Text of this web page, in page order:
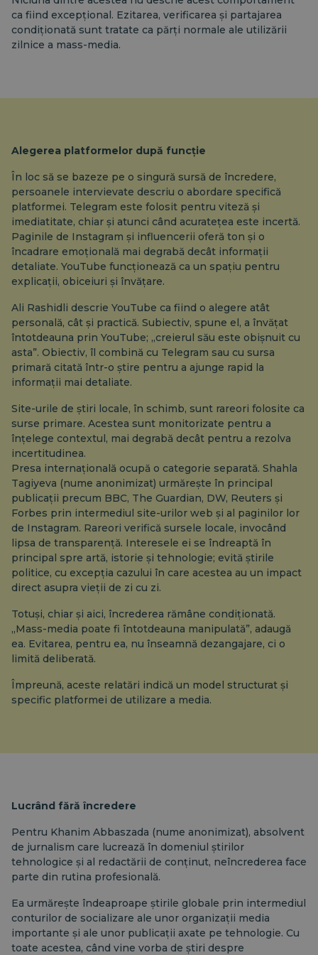
ca fiind excepțional. Ezitarea, verificarea și partajarea
condiționată sunt tratate ca părți normale ale utilizării
zilnice a mass-media.
Alegerea platformelor după funcție
În loc să se bazeze pe o singură sursă de încredere,
persoanele intervievate descriu o abordare specifică
platformei. Telegram este folosit pentru viteză și
imediatitate, chiar și atunci când acuratețea este incertă.
Paginile de Instagram și influencerii oferă ton și o
încadrare emoțională mai degrabă decât informații
detaliate. YouTube funcționează ca un spațiu pentru
explicații, obiceiuri și învățare.
Ali Rashidli descrie YouTube ca fiind o alegere atât
personală, cât și practică. Subiectiv, spune el, a învățat
întotdeauna prin YouTube; „creierul său este obișnuit cu
asta”. Obiectiv, îl combină cu Telegram sau cu sursa
primară citată într-o știre pentru a ajunge rapid la
informații mai detaliate.
Site-urile de știri locale, în schimb, sunt rareori folosite ca
surse primare. Acestea sunt monitorizate pentru a
înțelege contextul, mai degrabă decât pentru a rezolva
incertitudinea.
Presa internațională ocupă o categorie separată. Shahla
Tagiyeva (nume anonimizat) urmărește în principal
publicații precum BBC, The Guardian, DW, Reuters și
Forbes prin intermediul site-urilor web și al paginilor lor
de Instagram. Rareori verifică sursele locale, invocând
lipsa de transparență. Interesele ei se îndreaptă în
principal spre artă, istorie și tehnologie; evită știrile
politice, cu excepția cazului în care acestea au un impact
direct asupra vieții de zi cu zi.
Totuși, chiar și aici, încrederea rămâne condiționată.
„Mass-media poate fi întotdeauna manipulată”, adaugă
ea. Evitarea, pentru ea, nu înseamnă dezangajare, ci o
limită deliberată.
Împreună, aceste relatări indică un model structurat și
specific platformei de utilizare a media.
Lucrând fără încredere
Pentru Khanim Abbaszada (nume anonimizat), absolvent
de jurnalism care lucrează în domeniul știrilor
tehnologice și al redactării de conținut, neîncrederea face
parte din rutina profesională.
Ea urmărește îndeaproape știrile globale prin intermediul
conturilor de socializare ale unor organizații media
importante și ale unor publicații axate pe tehnologie. Cu
toate acestea, când vine vorba de știri despre